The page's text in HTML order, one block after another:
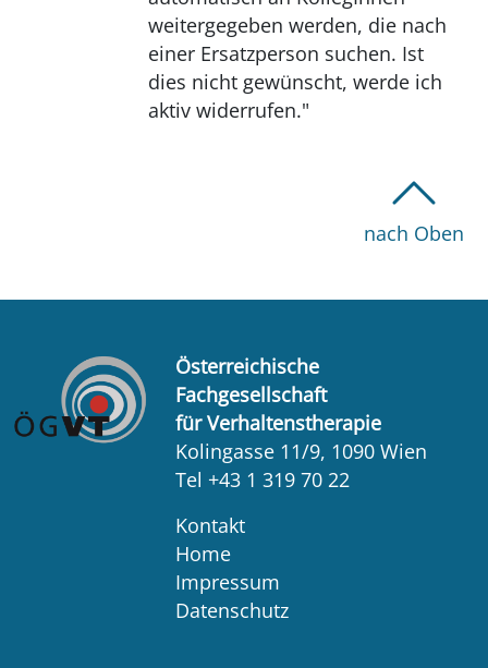
weitergegeben werden, die nach
einer Ersatzperson suchen. Ist
dies nicht gewünscht, werde ich
aktiv widerrufen."
nach Oben
Österreichische
Fachgesellschaft
für Verhaltenstherapie
Kolingasse 11/9, 1090 Wien
Tel +43 1 319 70 22
Kontakt
Home
Impressum
Datenschutz